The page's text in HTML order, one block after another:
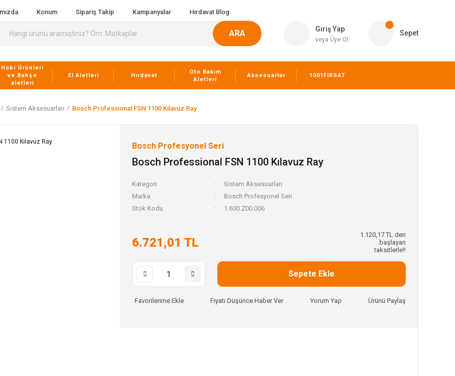
Konum Sipariş Takip Kampanyalar Hırdavat Blog
ARA Giriş Yap
veya Üye Ol
Sepet
Hobi Ürünleri
ve Bahçe
aletleri
El Aletleri Hırdavat
Oto Bakım
Aletleri
Aksesuarlar 1001FIRSAT
Sistem Aksesuarları Bosch Professional FSN 1100 Kılavuz Ray
Bosch Profesyonel Seri
Bosch Professional FSN 1100 Kılavuz Ray
Kategori
Sistem Aksesuarları
Marka
Bosch Profesyonel Seri
Stok Kodu
1.600.Z00.006
6.721,01 TL
1.120,17 TL den
başlayan
taksitlerle!!
Sepete Ekle
Fiyatı Düşünce Haber Ver Yorum Yap Ürünü Paylaş